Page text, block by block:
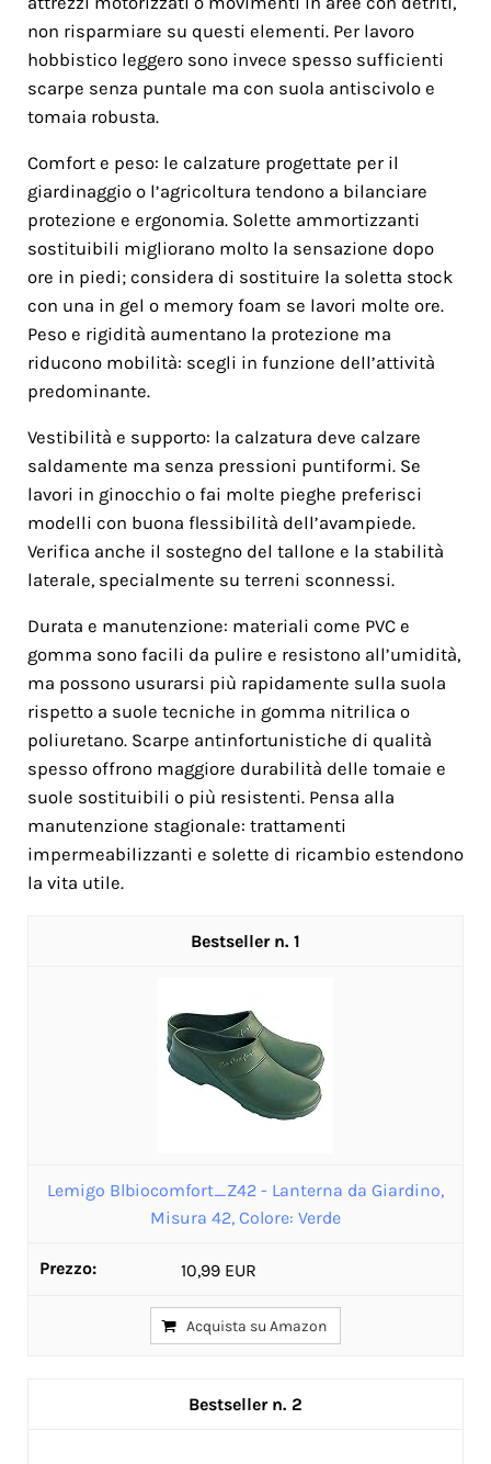
non risparmiare su questi elementi. Per lavoro
hobbistico leggero sono invece spesso sufficienti
scarpe senza puntale ma con suola antiscivolo e
tomaia robusta.
Comfort e peso: le calzature progettate per il
giardinaggio o l’agricoltura tendono a bilanciare
protezione e ergonomia. Solette ammortizzanti
sostituibili migliorano molto la sensazione dopo
ore in piedi; considera di sostituire la soletta stock
con una in gel o memory foam se lavori molte ore.
Peso e rigidità aumentano la protezione ma
riducono mobilità: scegli in funzione dell’attività
predominante.
Vestibilità e supporto: la calzatura deve calzare
saldamente ma senza pressioni puntiformi. Se
lavori in ginocchio o fai molte pieghe preferisci
modelli con buona flessibilità dell’avampiede.
Verifica anche il sostegno del tallone e la stabilità
laterale, specialmente su terreni sconnessi.
Durata e manutenzione: materiali come PVC e
gomma sono facili da pulire e resistono all’umidità,
ma possono usurarsi più rapidamente sulla suola
rispetto a suole tecniche in gomma nitrilica o
poliuretano. Scarpe antinfortunistiche di qualità
spesso offrono maggiore durabilità delle tomaie e
suole sostituibili o più resistenti. Pensa alla
manutenzione stagionale: trattamenti
impermeabilizzanti e solette di ricambio estendono
la vita utile.
1
Lemigo Blbiocomfort_Z42 - Lanterna da Giardino,
Misura 42, Colore: Verde
10,99 EUR
Acquista su Amazon
2